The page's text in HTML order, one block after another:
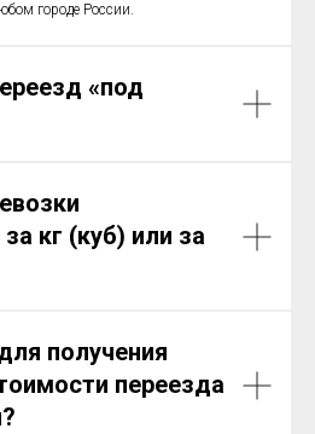
городе России.
«под
кг (куб) или за
получения
переезда